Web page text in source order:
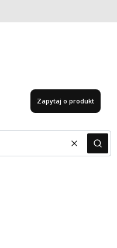
Zapytaj o produkt
WyczyśćSzukaj